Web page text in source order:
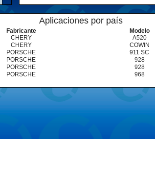
Aplicaciones por país
Fabricante Modelo
CHERY A520
CHERY COWIN
PORSCHE 911 SC
PORSCHE 928
PORSCHE 928
PORSCHE 968